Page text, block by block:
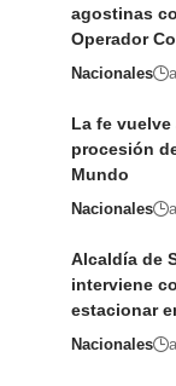
agostinas
Operador
Nacionales
La fe
procesión
Mundo
Nacionales
Alcaldía de
interviene
estacionar
Nacionales